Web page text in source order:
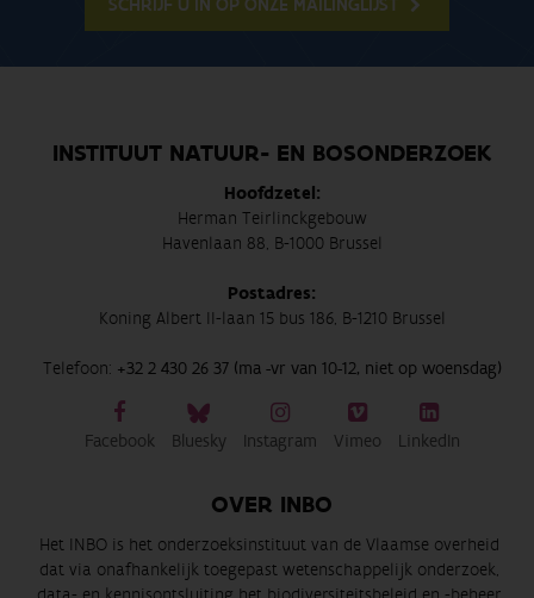
INSTITUUT NATUUR- EN BOSONDERZOEK
Hoofdzetel:
Herman Teirlinckgebouw
Havenlaan 88, B-1000 Brussel
Postadres:
Koning Albert II-laan 15 bus 186, B-1210 Brussel
Telefoon: +32 2 430 26 37 (ma -vr van 10-12, niet op woensdag)
Facebook Bluesky Instagram Vimeo LinkedIn
OVER INBO
Het INBO is het onderzoeksinstituut van de Vlaamse overheid
dat via onafhankelijk toegepast wetenschappelijk onderzoek,